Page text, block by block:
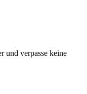
und verpasse keine